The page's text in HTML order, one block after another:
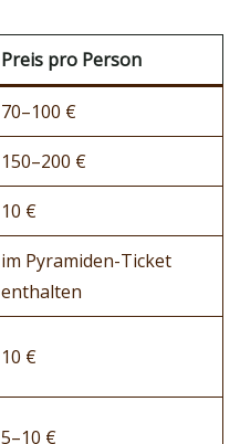
Preis pro Person
70–100 €
150–200 €
10 €
im Pyramiden-Ticket
enthalten
10 €
5–10 €